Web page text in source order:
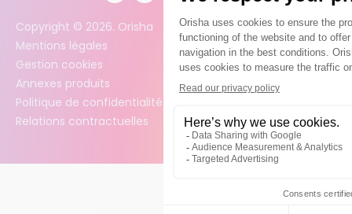
Copyright © 2026. Orisha
Mentions légales
Gestion cookies
Annexes produits
Politique de confidentialité des données
Relations contractuelles